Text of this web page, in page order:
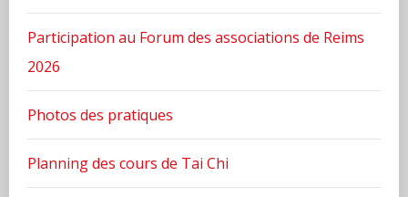
Participation au Forum des associations de Reims
2026
Photos des pratiques
Planning des cours de Tai Chi